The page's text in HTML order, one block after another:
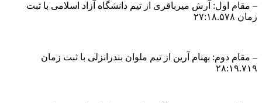
– مقام اول: آرش میرباقری از تیم دانشگاه آزاد اسلامی با ثبت
زمان ۲۷:۱۸.۵۷۸
– مقام دوم: بهنام آرین از تیم ملوان بندرانزلی با ثبت زمان
۲۸:۱۹.۷۱۹